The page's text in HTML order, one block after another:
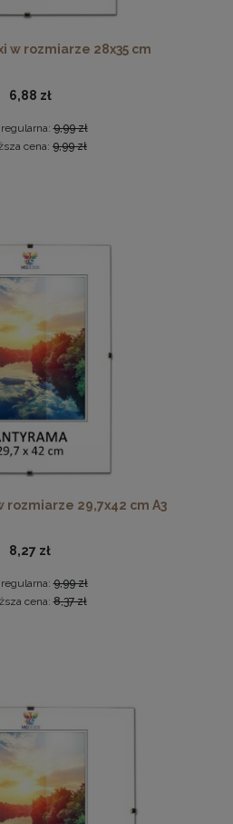
klipsów do antyram
2,29 zł
70x100 cm plexi
cena:237,49 zł
cena:
11,49 zł
DO KOSZYKA
w rozmiarze 28x35 cm
6,88 zł
regularna:9,99 zł
cena: 9,99 zł
rozmiarze 29,7x42 cm A3
8,27 zł
regularna:9,99 zł
cena:8,37 zł